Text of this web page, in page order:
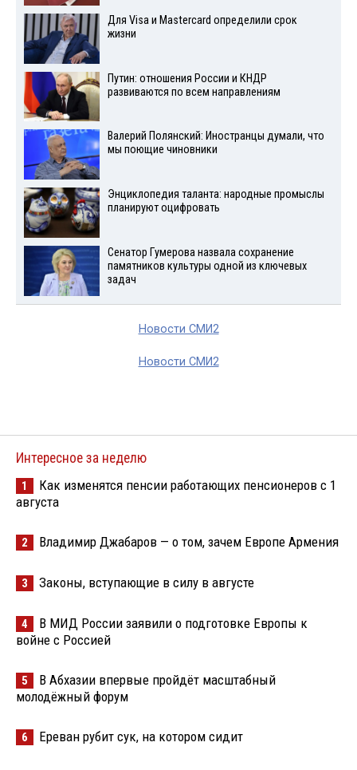
Для Visа и Mastercard определили срок
жизни
Путин: отношения России и КНДР
развиваются по всем направлениям
Валерий Полянский: Иностранцы думали, что
мы поющие чиновники
Энциклопедия таланта: народные промыслы
планируют оцифровать
Сенатор Гумерова назвала сохранение
памятников культуры одной из ключевых
задач
Новости СМИ2
Новости СМИ2
Интересное за неделю
1
Как изменятся пенсии работающих пенсионеров с 1
августа
2 Владимир Джабаров — о том, зачем Европе Армения
3 Законы, вступающие в силу в августе
4
В МИД России заявили о подготовке Европы к
войне с Россией
5
В Абхазии впервые пройдёт масштабный
молодёжный форум
6 Ереван рубит сук, на котором сидит